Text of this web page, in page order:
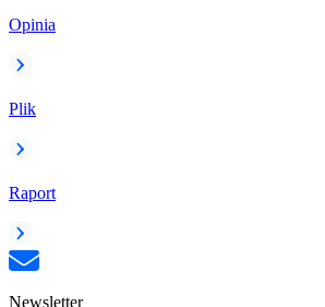
Opinia
Plik
Raport
Newsletter